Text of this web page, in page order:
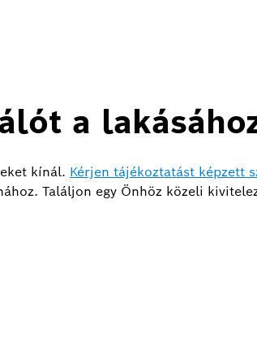
a
kínál. Kérjen tájékoztatást képzett
Találjon egy Önhöz közeli